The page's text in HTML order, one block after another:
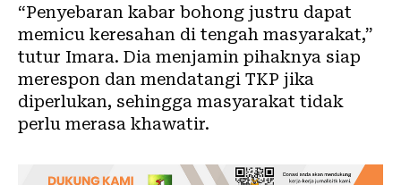
“Penyebaran kabar bohong justru dapat
memicu keresahan di tengah masyarakat,”
tutur Imara. Dia menjamin pihaknya siap
merespon dan mendatangi TKP jika
diperlukan, sehingga masyarakat tidak
perlu merasa khawatir.